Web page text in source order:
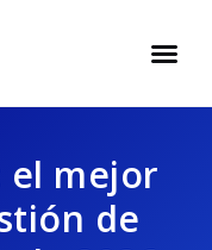
el mejor
de